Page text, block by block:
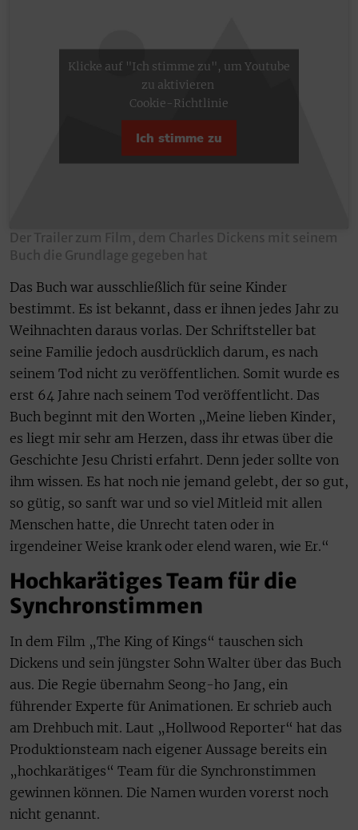
Klicke auf "Ich stimme zu", um Youtube
zu aktivieren
Cookie-Richtlinie
Ich stimme zu
Der Trailer zum Film, dem Charles Dickens mit seinem
Buch die Grundlage gegeben hat
Das Buch war ausschließlich für seine Kinder
bestimmt. Es ist bekannt, dass er ihnen jedes Jahr zu
Weihnachten daraus vorlas. Der Schriftsteller bat
seine Familie jedoch ausdrücklich darum, es nach
seinem Tod nicht zu veröffentlichen. Somit wurde es
erst 64 Jahre nach seinem Tod veröffentlicht. Das
Buch beginnt mit den Worten „Meine lieben Kinder,
es liegt mir sehr am Herzen, dass ihr etwas über die
Geschichte Jesu Christi erfahrt. Denn jeder sollte von
ihm wissen. Es hat noch nie jemand gelebt, der so gut,
so gütig, so sanft war und so viel Mitleid mit allen
Menschen hatte, die Unrecht taten oder in
irgendeiner Weise krank oder elend waren, wie Er.“
Hochkarätiges Team für die
Synchronstimmen
In dem Film „The King of Kings“ tauschen sich
Dickens und sein jüngster Sohn Walter über das Buch
aus. Die Regie übernahm Seong-ho Jang, ein
führender Experte für Animationen. Er schrieb auch
am Drehbuch mit. Laut „Hollwood Reporter“ hat das
Produktionsteam nach eigener Aussage bereits ein
„hochkarätiges“ Team für die Synchronstimmen
gewinnen können. Die Namen wurden vorerst noch
nicht genannt.